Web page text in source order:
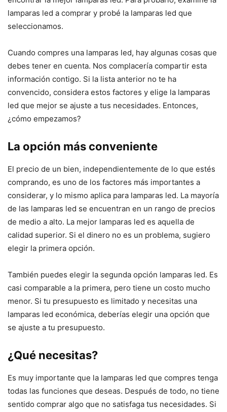
lamparas led a comprar y probé la lamparas led que
seleccionamos.
Cuando compres una lamparas led, hay algunas cosas que
debes tener en cuenta. Nos complacería compartir esta
información contigo. Si la lista anterior no te ha
convencido, considera estos factores y elige la lamparas
led que mejor se ajuste a tus necesidades. Entonces,
¿cómo empezamos?
La opción más conveniente
El precio de un bien, independientemente de lo que estés
comprando, es uno de los factores más importantes a
considerar, y lo mismo aplica para lamparas led. La mayoría
de las lamparas led se encuentran en un rango de precios
de medio a alto. La mejor lamparas led es aquella de
calidad superior. Si el dinero no es un problema, sugiero
elegir la primera opción.
También puedes elegir la segunda opción lamparas led. Es
casi comparable a la primera, pero tiene un costo mucho
menor. Si tu presupuesto es limitado y necesitas una
lamparas led económica, deberías elegir una opción que
se ajuste a tu presupuesto.
¿Qué necesitas?
Es muy importante que la lamparas led que compres tenga
todas las funciones que deseas. Después de todo, no tiene
sentido comprar algo que no satisfaga tus necesidades. Si